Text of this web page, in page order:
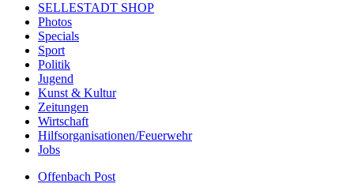
SELLESTADT SHOP
Photos
Specials
Sport
Politik
Jugend
Kunst & Kultur
Zeitungen
Wirtschaft
Hilfsorganisationen/Feuerwehr
Jobs
Offenbach Post